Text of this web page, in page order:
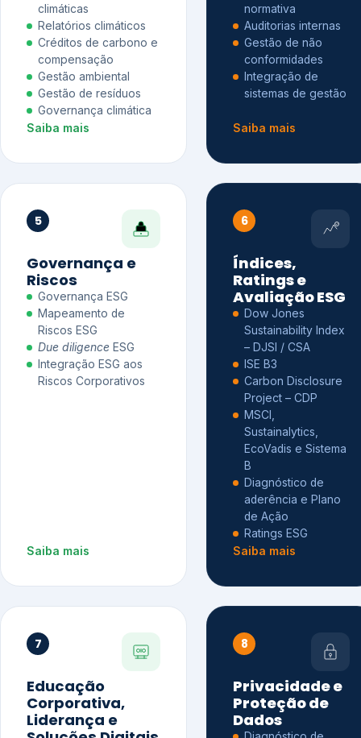
climáticas
Relatórios climáticos
Créditos de carbono e
compensação
Gestão ambiental
Gestão de resíduos
Governança climática
Saiba mais
normativa
Auditorias internas
Gestão de não
conformidades
Integração de
sistemas de gestão
Saiba mais
5
Governança e
Riscos
Governança ESG
Mapeamento de
Riscos ESG
Due diligence ESG
Integração ESG aos
Riscos Corporativos
Saiba mais
6
Índices,
Ratings e
Avaliação ESG
Dow Jones
Sustainability Index
– DJSI / CSA
ISE B3
Carbon Disclosure
Project – CDP
MSCI,
Sustainalytics,
EcoVadis e Sistema
B
Diagnóstico de
aderência e Plano
de Ação
Ratings ESG
Saiba mais
7
Educação
Corporativa,
Liderança e
8
Privacidade e
Proteção de
Dados